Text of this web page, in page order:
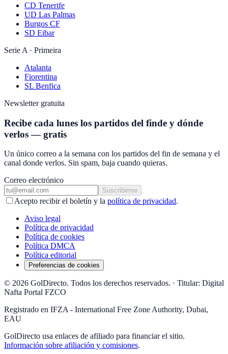
CD Tenerife
UD Las Palmas
Burgos CF
SD Eibar
Serie A · Primeira
Atalanta
Fiorentina
SL Benfica
Newsletter gratuita
Recibe cada lunes los partidos del finde y dónde
verlos — gratis
Un único correo a la semana con los partidos del fin de semana y el
canal donde verlos. Sin spam, baja cuando quieras.
Correo electrónico
Suscribirme
Acepto recibir el boletín y la política de privacidad.
Aviso legal
Política de privacidad
Política de cookies
Política DMCA
Política editorial
Preferencias de cookies
© 2026 GolDirecto. Todos los derechos reservados. · Titular: Digital
Nafta Portal FZCO
Registrado en IFZA - International Free Zone Authority, Dubai,
EAU
GolDirecto usa enlaces de afiliado para financiar el sitio.
Información sobre afiliación y comisiones.